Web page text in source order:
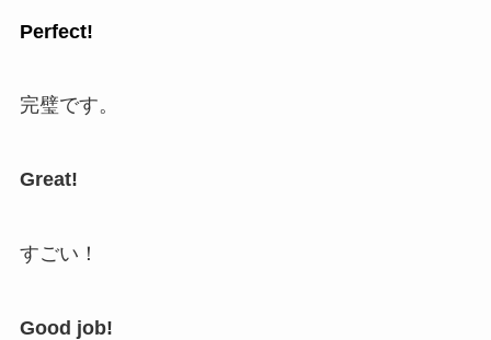
Perfect!
完璧です。
Great!
すごい！
Good job!